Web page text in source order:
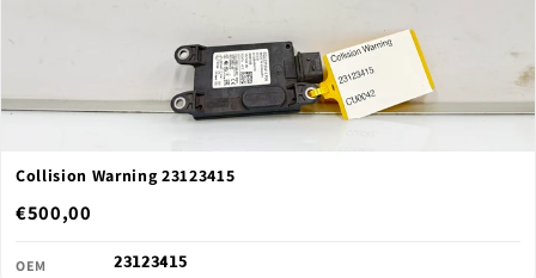
Collision Warning 23123415
€500,00
OEM 23123415